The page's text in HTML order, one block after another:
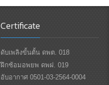
Certificate
ดับเพลิงขั้นตั้น ดพต. 018
ฝึกซ้อมอพยพ ดพฝ. 019
อับอากาศ 0501-03-2564-0004